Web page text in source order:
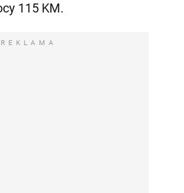
115 KM.
REKLAMA